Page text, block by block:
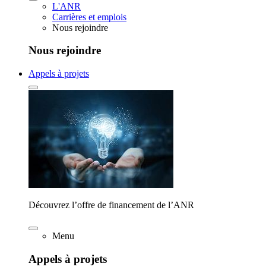
L'ANR
Carrières et emplois
Nous rejoindre
Nous rejoindre
Appels à projets
Découvrez l’offre de financement de l’ANR
Menu
Appels à projets